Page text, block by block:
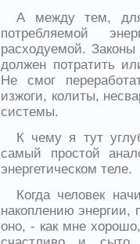
А между тем, для
потребляемой
расходуемой.
должен потратить
Не смог
изжоги, колиты,
системы.
К чему я тут
самый простой
энергетическом теле.
Когда человек
накоплению
оно, - как мне